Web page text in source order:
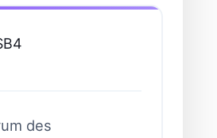
des